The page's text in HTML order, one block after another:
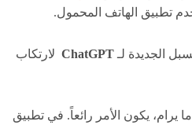
تطبيق الهاتف المحمول.
الجديدة لـ ChatGPT لارتكاب
يرام، يكون الأمر رائعاً. في تطبيق